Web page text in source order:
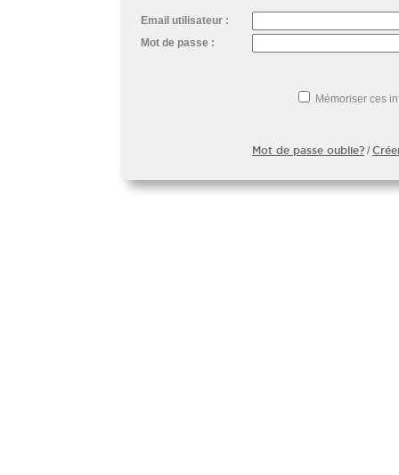
Email utilisateur :
Mot de passe :
Mémoriser ces
Mot de passe oublie? /